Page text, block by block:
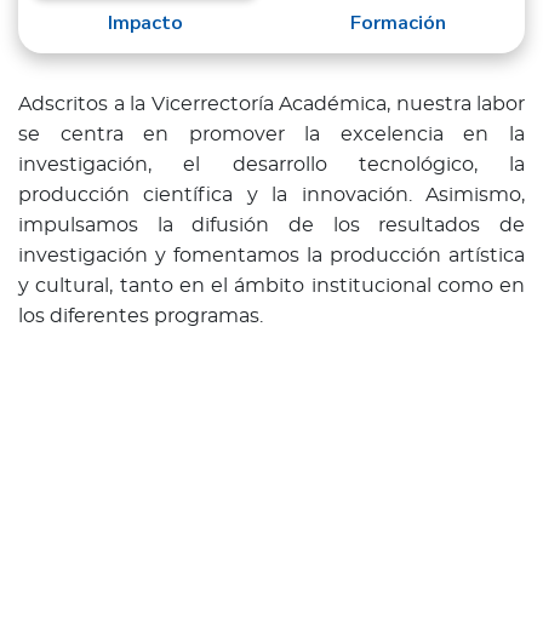
Impacto Formación
Adscritos a la Vicerrectoría Académica, nuestra labor
se centra en promover la excelencia en la
investigación, el desarrollo tecnológico, la
producción científica y la innovación. Asimismo,
impulsamos la difusión de los resultados de
investigación y fomentamos la producción artística
y cultural, tanto en el ámbito institucional como en
los diferentes programas.